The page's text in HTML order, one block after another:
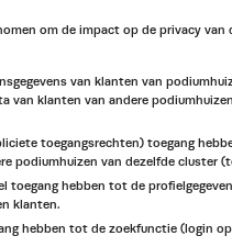
om de impact op de privacy van
van klanten van
klanten van andere
toegangsrechten) toegang
podiumhuizen van dezelfde
hebben tot de
klanten.
hebben tot de zoekfunctie (login